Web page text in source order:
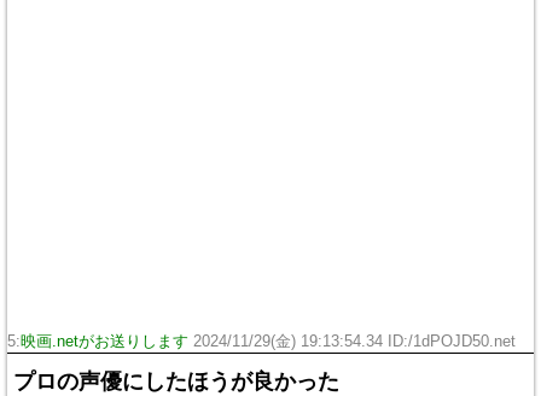
5:映画.netがお送りします 2024/11/29(金) 19:13:54.34 ID:/1dPOJD50.net
プロの声優にしたほうが良かった